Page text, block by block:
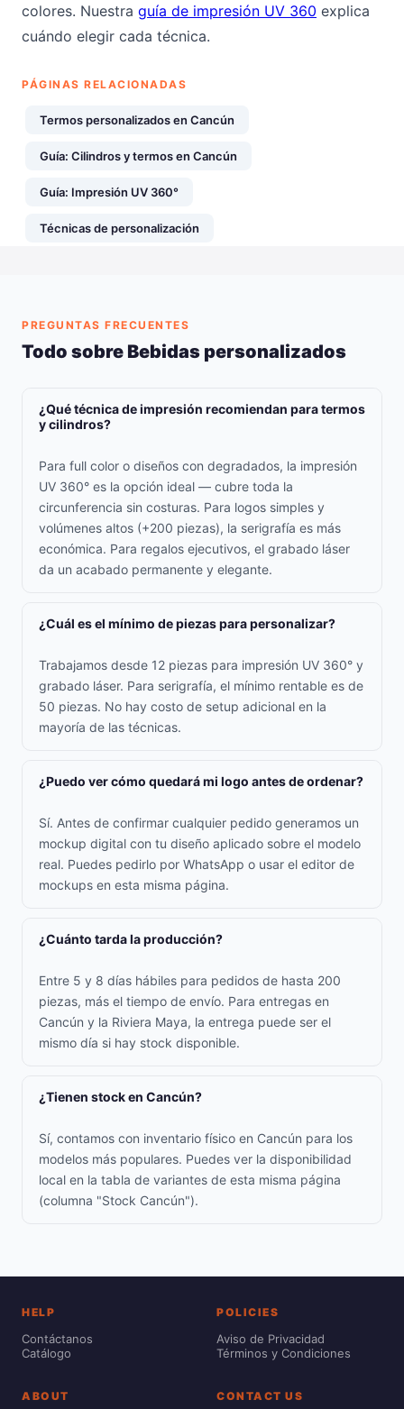
colores. Nuestra guía de impresión UV 360 explica
cuándo elegir cada técnica.
PÁGINAS RELACIONADAS
Termos personalizados en Cancún
Guía: Cilindros y termos en Cancún
Guía: Impresión UV 360°
Técnicas de personalización
PREGUNTAS FRECUENTES
Todo sobre Bebidas personalizados
¿Qué técnica de impresión recomiendan para termos
y cilindros?
Para full color o diseños con degradados, la impresión
UV 360° es la opción ideal — cubre toda la
circunferencia sin costuras. Para logos simples y
volúmenes altos (+200 piezas), la serigrafía es más
económica. Para regalos ejecutivos, el grabado láser
da un acabado permanente y elegante.
¿Cuál es el mínimo de piezas para personalizar?
Trabajamos desde 12 piezas para impresión UV 360° y
grabado láser. Para serigrafía, el mínimo rentable es de
50 piezas. No hay costo de setup adicional en la
mayoría de las técnicas.
¿Puedo ver cómo quedará mi logo antes de ordenar?
Sí. Antes de confirmar cualquier pedido generamos un
mockup digital con tu diseño aplicado sobre el modelo
real. Puedes pedirlo por WhatsApp o usar el editor de
mockups en esta misma página.
¿Cuánto tarda la producción?
Entre 5 y 8 días hábiles para pedidos de hasta 200
piezas, más el tiempo de envío. Para entregas en
Cancún y la Riviera Maya, la entrega puede ser el
mismo día si hay stock disponible.
¿Tienen stock en Cancún?
Sí, contamos con inventario físico en Cancún para los
modelos más populares. Puedes ver la disponibilidad
local en la tabla de variantes de esta misma página
(columna "Stock Cancún").
HELP
Contáctanos
Catálogo
POLICIES
Aviso de Privacidad
Términos y Condiciones
ABOUT CONTACT US